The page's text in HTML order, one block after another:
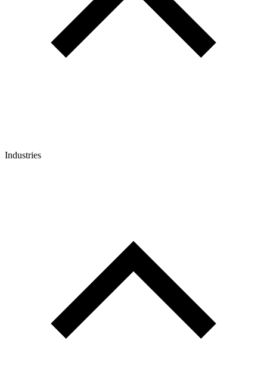
Industries